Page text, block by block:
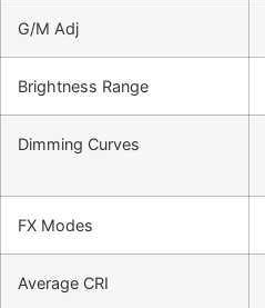
G/M Adj
Brightness Range
Dimming Curves
FX Modes
Average CRI